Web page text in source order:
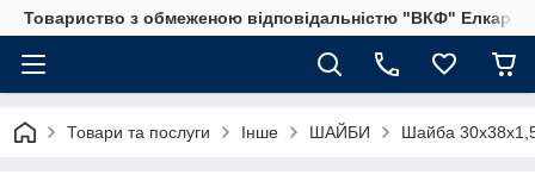
Товариство з обмеженою відповідальністю "ВКФ" Елкар"
Товари та послуги Інше ШАЙБИ Шайба